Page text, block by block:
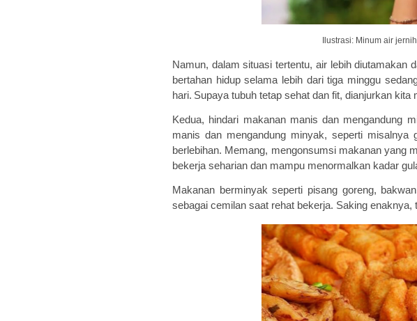
Ilustrasi: Minum air
Namun, dalam situasi tertentu, air lebih diutamakan
bertahan hidupselama lebih dari tiga minggus
hari. Supaya tubuh tetap sehat dan fit, dianjurkan kita
Kedua, hindari makanan manis dan mengandung
manis dan mengandung minyak, seperti
berlebihan. Memang, mengonsumsi makananyang
bekerja seharian dan mampu menormalkan kadar
Makanan berminyakseperti pisang goreng,
sebagai cemilan saat rehat bekerja. Saking